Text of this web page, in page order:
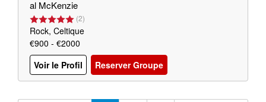
al McKenzie
(2)
Rock, Celtique
€900 - €2000
Voir le Profil
Reserver Groupe